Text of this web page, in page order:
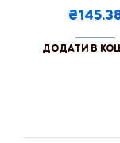
ДОДАТИ В